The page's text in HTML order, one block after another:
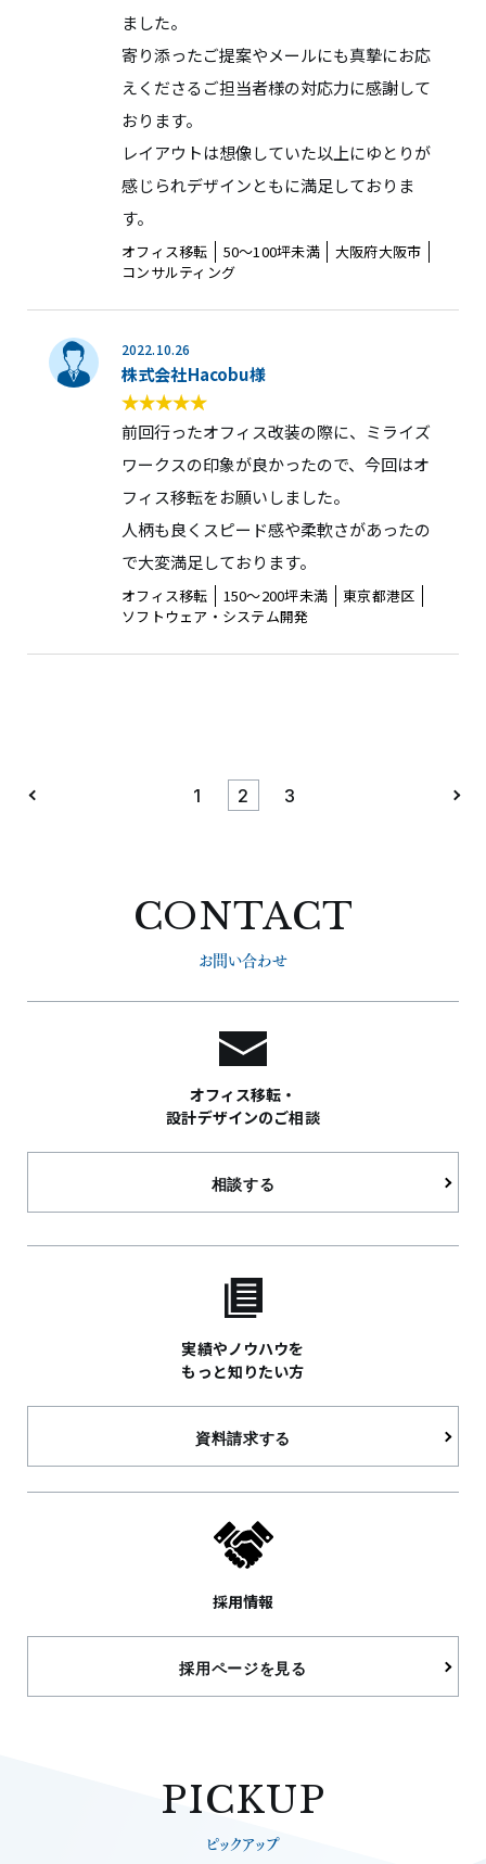
ました。
寄り添ったご提案やメールにも真摯にお応
えくださるご担当者様の対応力に感謝して
おります。
レイアウトは想像していた以上にゆとりが
感じられデザインともに満足しておりま
す。
オフィス移転 50〜100坪未満
大阪府大阪市
コンサルティング
2022.10.26
株式会社Hacobu様
前回行ったオフィス改装の際に、ミライズ
ワークスの印象が良かったので、今回はオ
フィス移転をお願いしました。
人柄も良くスピード感や柔軟さがあったの
で大変満足しております。
オフィス移転 150〜200坪未満
東京都港区
ソフトウェア・システム開発
1 2 3
CONTACT
お問い合わせ
オフィス移転・
設計デザインのご相談
相談する
実績やノウハウを
もっと知りたい方
資料請求する
採用情報
採用ページを見る
PICKUP
ピックアップ